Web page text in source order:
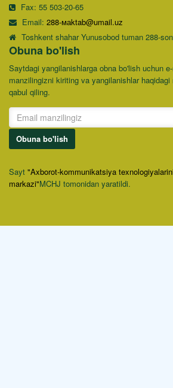
Fax: 55 503-20-65
Email:288-маktab@umail.uz
Toshkent shahar Yunusobod tuman 288-
Obuna bo'lish
Saytdagi yangilanishlarga obna bo'lish uchun
manzilingizni kiriting va yangilanishlar haqidagi
qabul qiling.
Obuna bo'lish
Sayt "Axborot-kommunikatsiya
markazi"MCHJ tomonidan yaratildi.